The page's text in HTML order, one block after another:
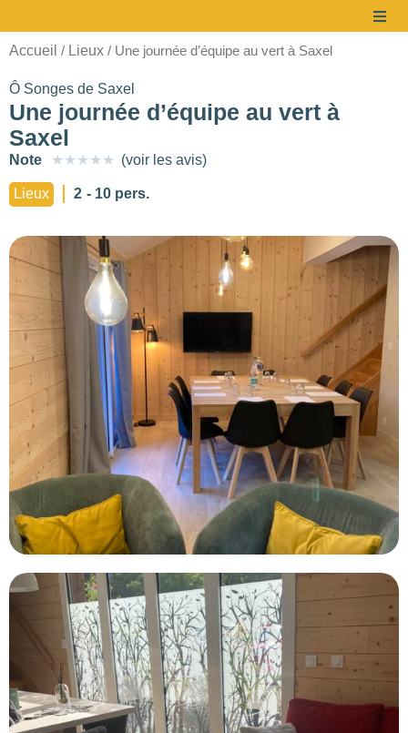
Accueil / Lieux / Une journée d’équipe au vert à Saxel
Ô Songes de Saxel
Une journée d’équipe au vert à
Saxel
Note ★★★★★ (voir les avis)
Lieux 2 - 10 pers.